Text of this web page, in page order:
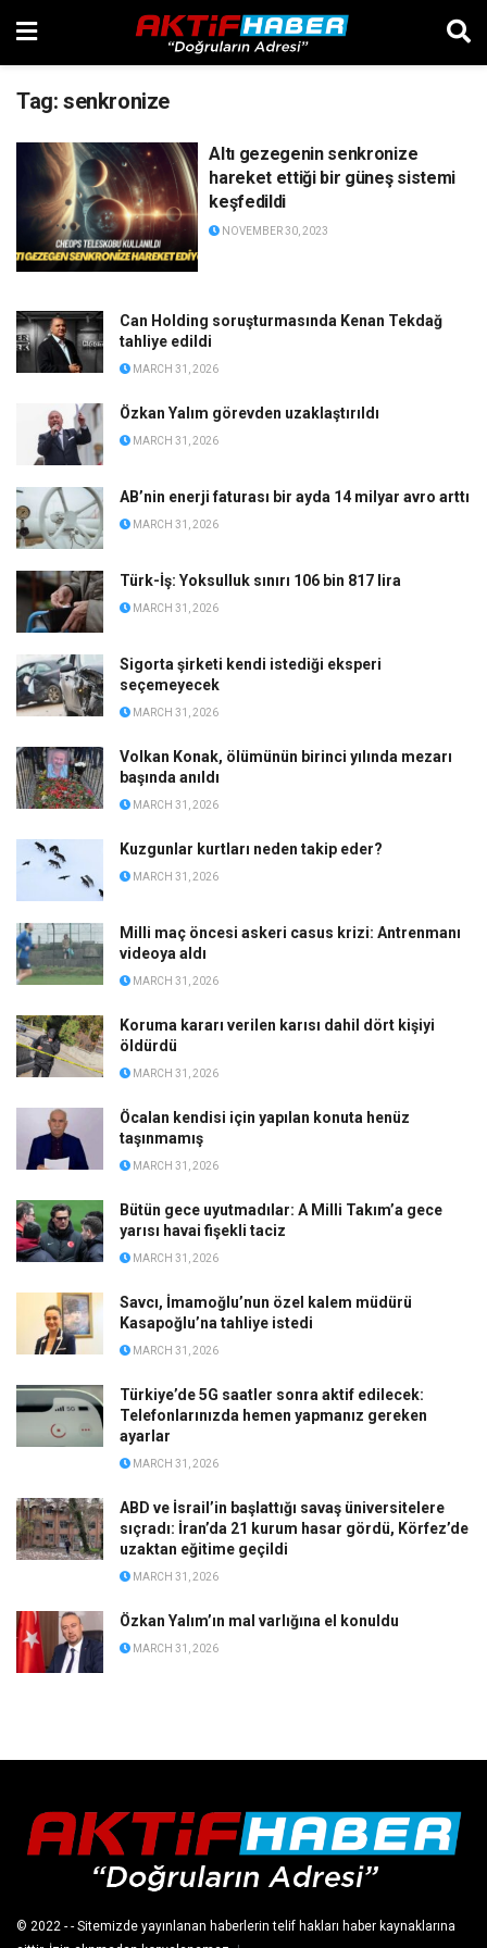
Tag: senkronize
Altı gezegenin senkronize
hareket ettiği bir güneş sistemi
keşfedildi
NOVEMBER 30, 2023
Can Holding soruşturmasında Kenan Tekdağ
tahliye edildi
MARCH 31, 2026
Özkan Yalım görevden uzaklaştırıldı
MARCH 31, 2026
AB’nin enerji faturası bir ayda 14 milyar avro arttı
MARCH 31, 2026
Türk-İş: Yoksulluk sınırı 106 bin 817 lira
MARCH 31, 2026
Sigorta şirketi kendi istediği eksperi
seçemeyecek
MARCH 31, 2026
Volkan Konak, ölümünün birinci yılında mezarı
başında anıldı
MARCH 31, 2026
Kuzgunlar kurtları neden takip eder?
MARCH 31, 2026
Milli maç öncesi askeri casus krizi: Antrenmanı
videoya aldı
MARCH 31, 2026
Koruma kararı verilen karısı dahil dört kişiyi
öldürdü
MARCH 31, 2026
Öcalan kendisi için yapılan konuta henüz
taşınmamış
MARCH 31, 2026
Bütün gece uyutmadılar: A Milli Takım’a gece
yarısı havai fişekli taciz
MARCH 31, 2026
Savcı, İmamoğlu’nun özel kalem müdürü
Kasapoğlu’na tahliye istedi
MARCH 31, 2026
Türkiye’de 5G saatler sonra aktif edilecek:
Telefonlarınızda hemen yapmanız gereken
ayarlar
MARCH 31, 2026
ABD ve İsrail’in başlattığı savaş üniversitelere
sıçradı: İran’da 21 kurum hasar gördü, Körfez’de
uzaktan eğitime geçildi
MARCH 31, 2026
Özkan Yalım’ın mal varlığına el konuldu
MARCH 31, 2026
© 2022 - - Sitemizde yayınlanan haberlerin telif hakları haber kaynaklarına